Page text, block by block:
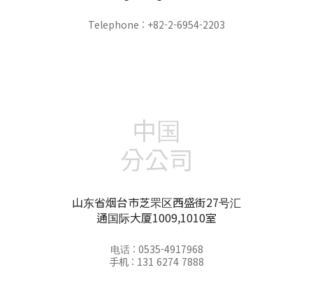
Telephone : +82-2-6954-2203
中国
分公司
山东省烟台市芝罘区西盛街27号汇
通国际大厦1009,1010室
电话 : 0535-4917968
手机 : 131 6274 7888